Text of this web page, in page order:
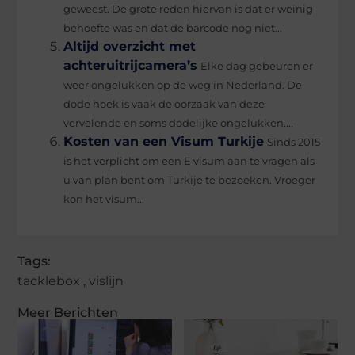
Meer Berichten
geweest. De grote reden hiervan is dat er weinig
behoefte was en dat de barcode nog niet...
Altijd overzicht met
achteruitrijcamera’s Elke dag gebeuren er
weer ongelukken op de weg in Nederland. De
dode hoek is vaak de oorzaak van deze
vervelende en soms dodelijke ongelukken....
Kosten van een Visum Turkije Sinds 2015
is het verplicht om een E visum aan te vragen als
u van plan bent om Turkije te bezoeken. Vroeger
kon het visum...
Tags:
tacklebox ,vislijn